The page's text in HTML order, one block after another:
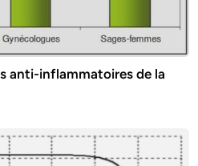
anti-inflammatoires de la